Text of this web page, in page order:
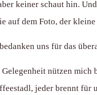
keiner schaut hin.
auf dem Foto, der
uns für das
nützen
jeder brennt für